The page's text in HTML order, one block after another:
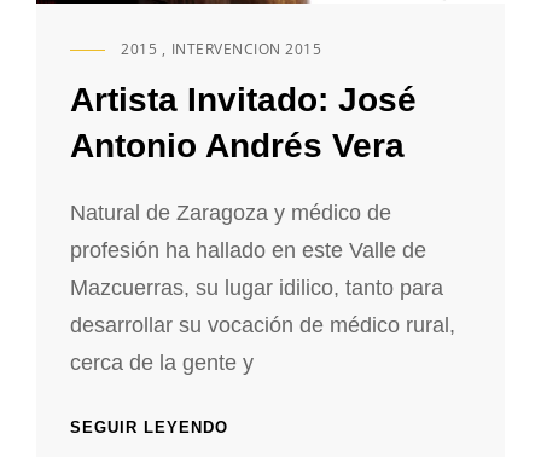
ENLACES
CATEGORÍAS
2015 , INTERVENCION 2015
Artista Invitado: José
Antonio Andrés Vera
Natural de Zaragoza y médico de
profesión ha hallado en este Valle de
Mazcuerras, su lugar idilico, tanto para
desarrollar su vocación de médico rural,
cerca de la gente y
SEGUIR LEYENDO